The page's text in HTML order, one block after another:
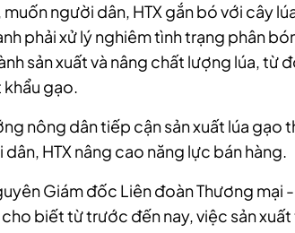
người dân, HTX gắn bó với cây
phải xử lý nghiêm tình trạng phân
sản xuất và nâng chất lượng lúa, từ
gạo.
nông dân tiếp cận sản xuất lúa gạo
HTX nâng cao năng lực bán hàng.
Giám đốc Liên đoàn Thương mại
cho biết từ trước đến nay, việc sản